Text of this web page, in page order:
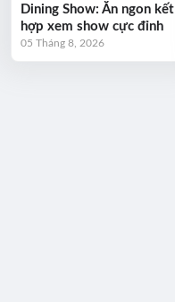
Dining Show: Ăn ngon kết
hợp xem show cực đỉnh
05 Tháng 8, 2026